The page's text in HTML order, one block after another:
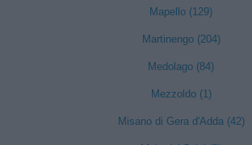
Mapello (129)
Martinengo (204)
Medolago (84)
Mezzoldo (1)
Misano di Gera d'Adda (42)